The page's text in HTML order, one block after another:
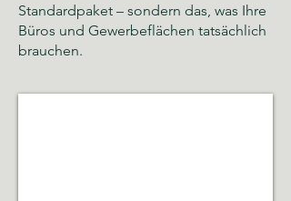
Standardpaket – sondern das, was Ihre
Büros und Gewerbeflächen tatsächlich
brauchen.